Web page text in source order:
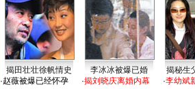
揭田壮壮徐帆情史 李冰冰被爆已婚
揭秘生
·赵薇被爆已经怀孕
·揭刘晓庆离婚内幕
·李幼斌